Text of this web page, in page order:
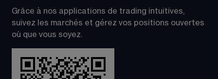
Grâce à nos applications de trading intuitives,
suivez les marchés et gérez vos positions ouvertes
où que vous soyez.